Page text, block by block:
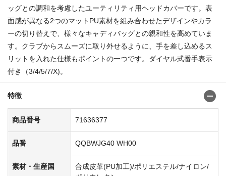
ッグとの調和を考慮したユーティリティ用ヘッドカバーです。表
面感が異なる2つのマットPU素材を組み合わせたデザインやカラ
ーの切り替えで、様々なキャディバッグとの親和性を高めていま
す。クラブからスムーズに取り外せるように、手を差し込めるス
リットを入れた仕様もポイントの一つです。ダイヤル式番手表示
付き（3/4/5/7/X)。
特徴
商品番号 71636377
品番 QQBWJG40 WH00
素材・生産国
合成皮革(PU加工)/ポリエステル/ナイロン/